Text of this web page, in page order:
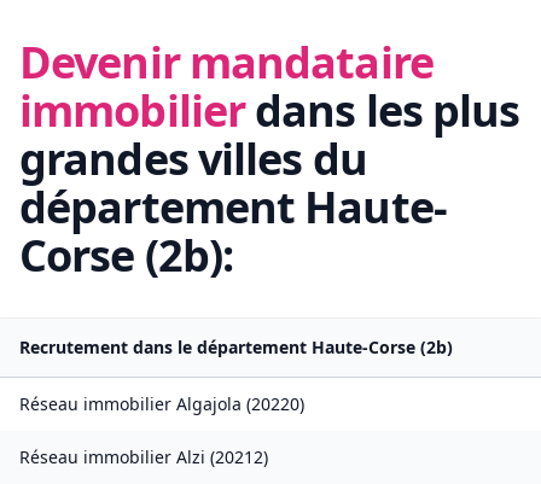
Devenir mandataire
immobilierdans les plus
grandes villes du
département Haute-
Corse (2b):
Recrutement dans le département Haute-Corse (2b)
Réseau immobilier Algajola (20220)
Réseau immobilier Alzi (20212)